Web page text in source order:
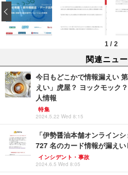
1 / 2
‹
関連ニュ
今日もどこかで情報漏えい
えい」虎屋？ ヨックモック
人情報
特集
2024.5.22 Wed 8:15
「伊勢醤油本舗オンライン
727 名のカード情報が漏え
インシデント・事故
2024.6.5 Wed 8:05